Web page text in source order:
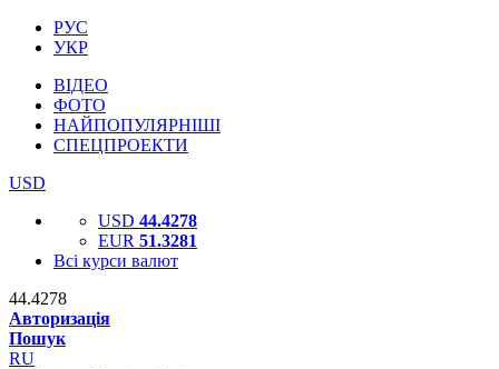
РУС
УКР
ВІДЕО
ФОТО
НАЙПОПУЛЯРНІШІ
СПЕЦПРОЕКТИ
USD
USD 44.4278
EUR 51.3281
Всі курси валют
44.4278
Авторизація
Пошук
RU